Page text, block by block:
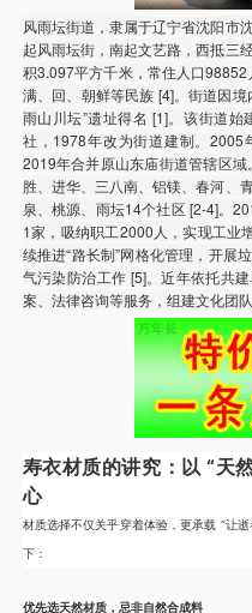
风雨坛街道，隶属于辽宁省沈阳市
起风雨坛街，南起文艺路，西抵三
积3.097平方千米，常住人口98852
满、回、朝鲜等民族 [4]。街道因
雨山川坛”遗址得名 [1]。该街道
社，1978年改为街道建制。2005
2019年合并原山东庙街道管辖区
胜、进华、三八南、铝镁、春河、
泉、桃源、雨坛14个社区 [2-4]。
1家，吸纳职工2000人，实现工业
续推进“路长制”网格化管理，开展
气污染防治工作 [5]。近年依托共
案、法律咨询等服务，组建文化团
寿衣材质的讲究：以 “天
心
材质选择不仅关乎穿着体验，更承载 “让
下：
优先选天然材质，忌非自然合成料